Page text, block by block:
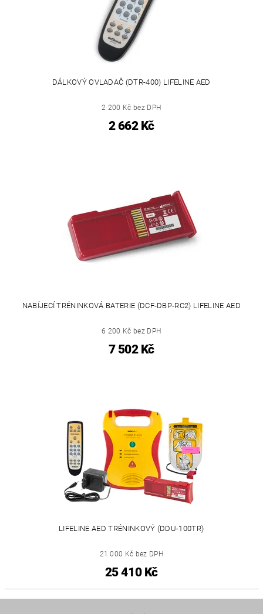
DÁLKOVÝ OVLADAČ (DTR-400) LIFELINE AED
2 200 Kč bez DPH
2 662 Kč
NABÍJECÍ TRÉNINKOVÁ BATERIE (DCF-DBP-RC2) LIFELINE AED
6 200 Kč bez DPH
7 502 Kč
LIFELINE AED TRÉNINKOVÝ (DDU-100TR)
21 000 Kč bez DPH
25 410 Kč